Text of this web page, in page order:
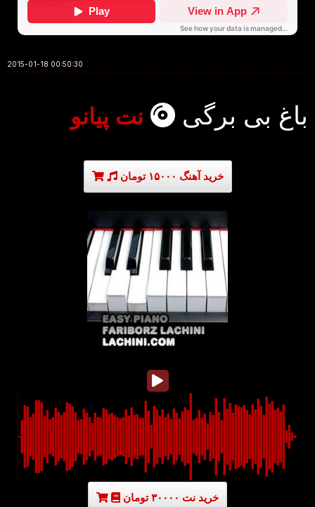
2015-01-18 00:50:30
باغ بی برگی نت پیانو
خرید آهنگ ۱۵۰۰۰ تومان
خرید نت ۳۰۰۰۰ تومان